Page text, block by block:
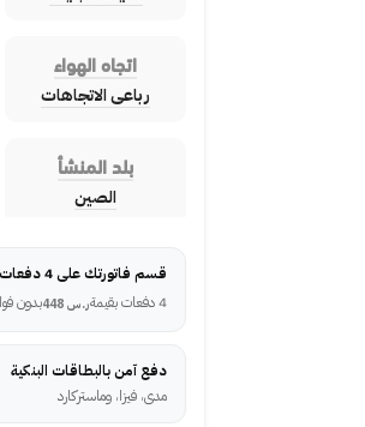
اتجاه الهواء
رباعى الاتجاهات
بلد المنشأ
الصين
قسم فاتورتك على 4 دفعات
4 دفعات بقيمة
ر.س بدون
دفع آمن بالبطاقات البنكية
مدى، فيزا، وماستركارد